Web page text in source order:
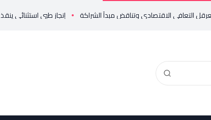
إنجاز طبي استثنائي ينقذ حياة